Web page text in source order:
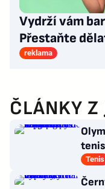
Vydrží vám
Přestaňte
reklama
ČLÁNKY Z
Tenis